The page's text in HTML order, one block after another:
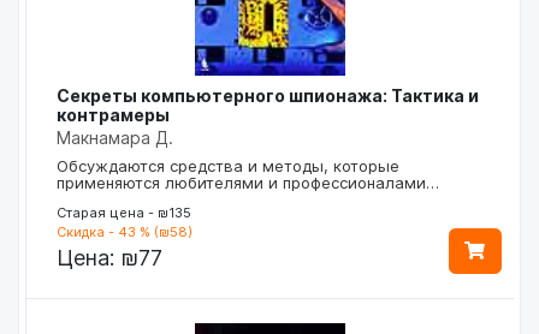
Секреты компьютерного шпионажа: Тактика и
контрамеры
Макнамара Д.
Обсуждаются средства и методы, которые
применяются любителями и профессионалами…
Старая цена - ₪135
Скидка - 43 % (₪58)
Цена: ₪77